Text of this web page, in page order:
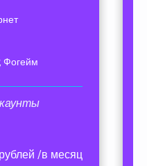
Фогейм
рублей /в месяц